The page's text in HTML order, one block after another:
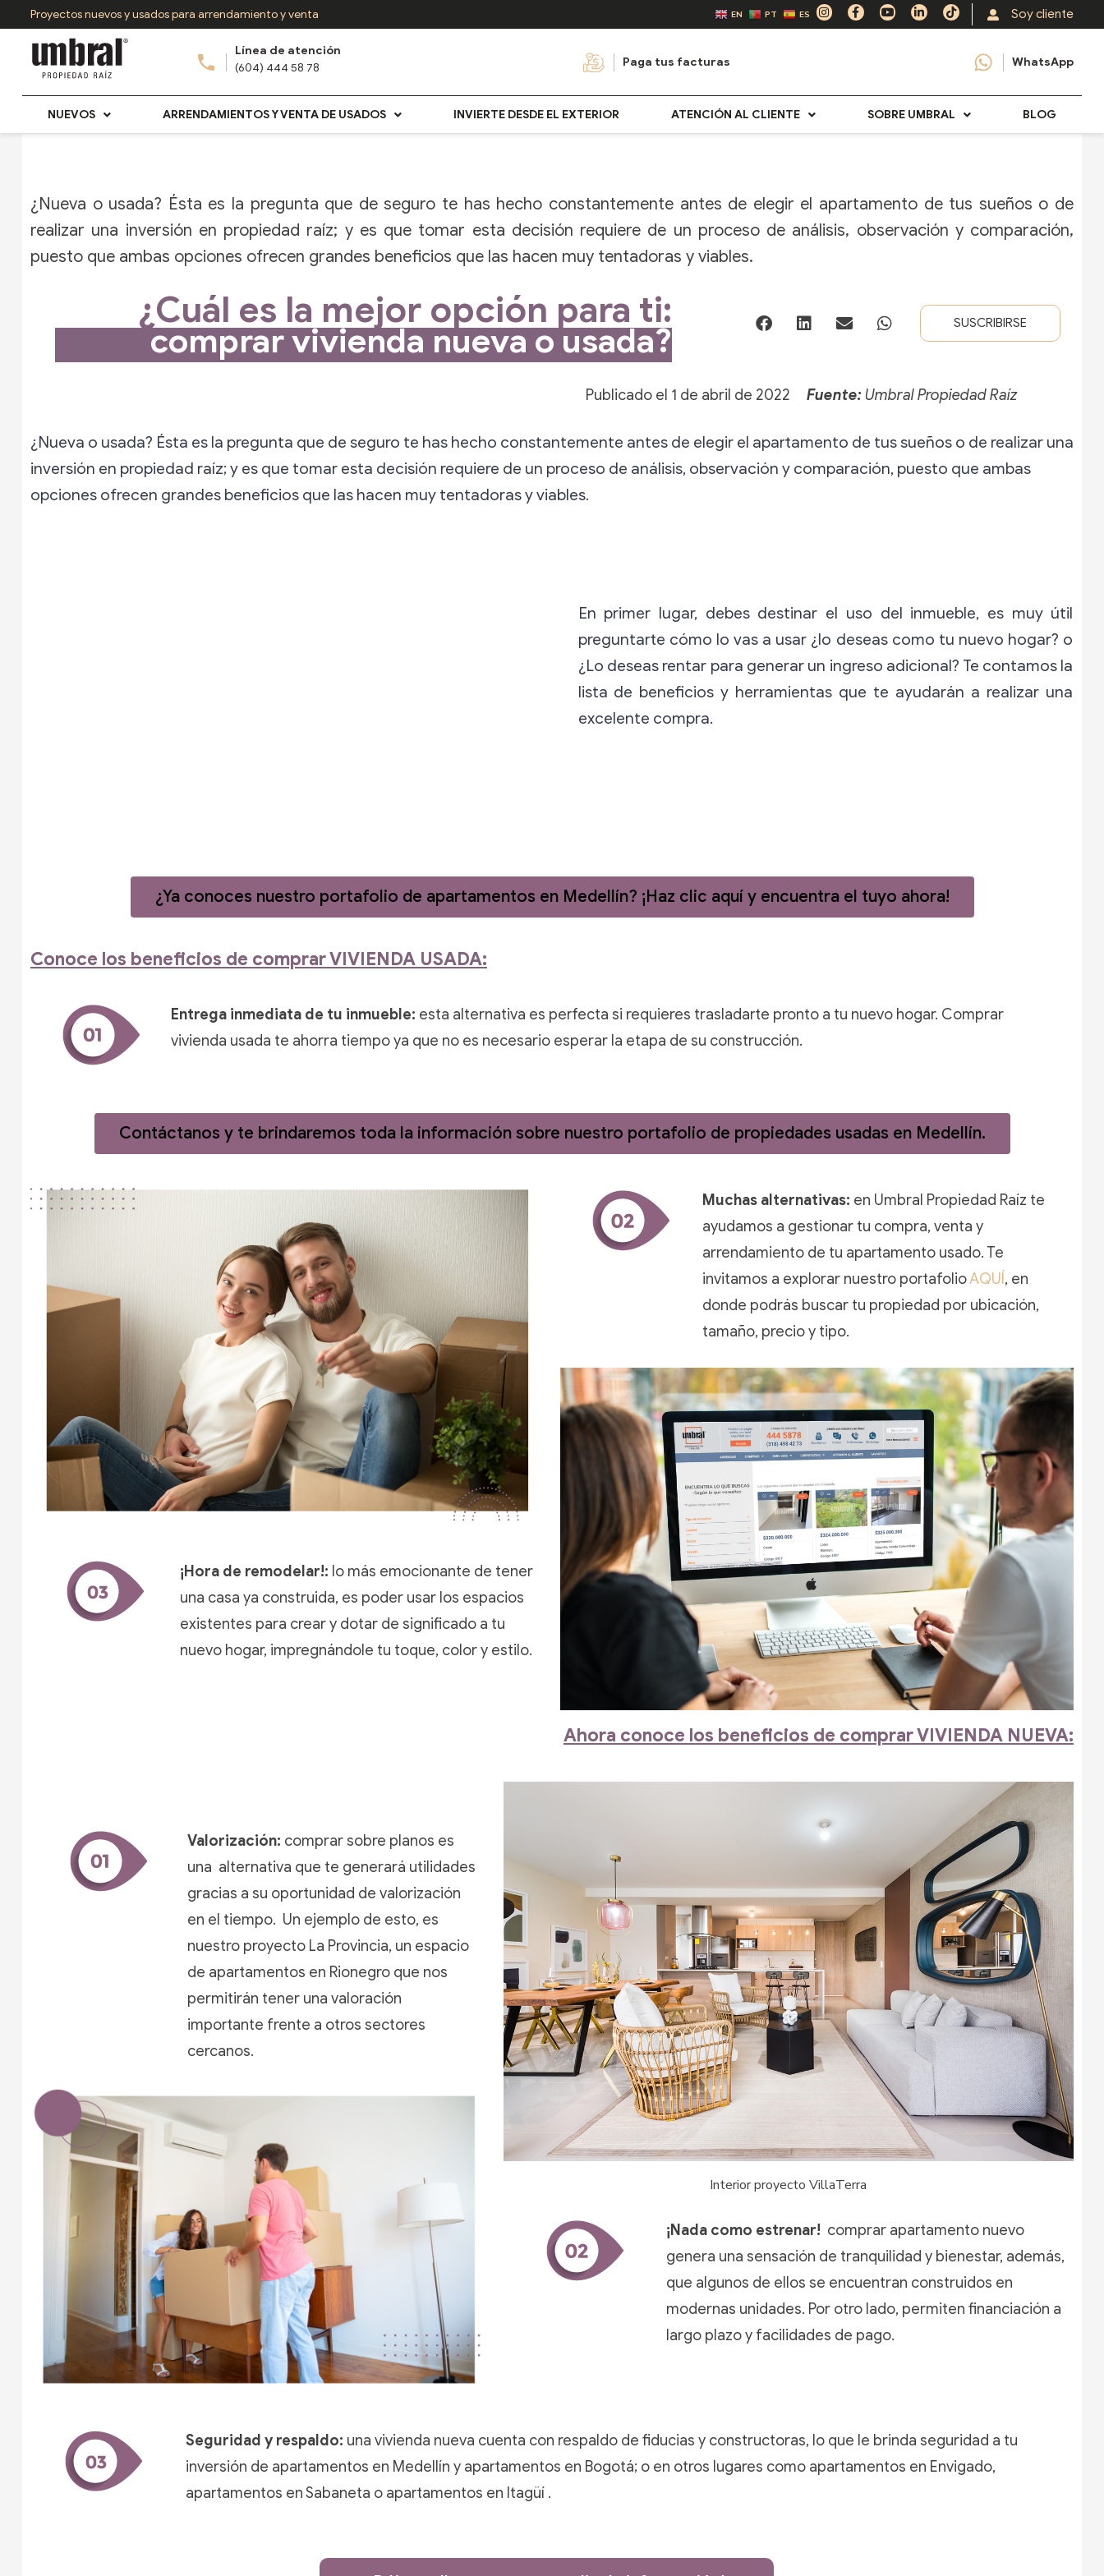
al
Proyectos nuevos y usados para arrendamiento y venta EN PT ES I
n
s
m
F
a
c
-
Y
o
u
L
i
n
-
i
n
T
i
k
Soy cliente
Línea de atención
(604) 444 58 78
Paga tus facturas WhatsApp
NUEVOS ARRENDAMIENTOS Y VENTA DE USADOS INVIERTE DESDE EL EXTERIOR ATENCIÓN AL CLIENTE SOBRE UMBRAL BLOG
¿Nueva o usada? Ésta es la pregunta que de seguro te has hecho constantemente antes de elegir el apartamento de tus sueños o de
realizar una inversión en propiedad raíz; y es que tomar esta decisión requiere de un proceso de análisis, observación y comparación,
puesto que ambas opciones ofrecen grandes beneficios que las hacen muy tentadoras y viables.
¿Cuál es la mejor opción para ti:
comprar vivienda nueva o usada? SUSCRIBIRSE
Publicado el 1 de abril de 2022 Fuente:Umbral Propiedad Raíz
¿Nueva o usada? Ésta es la pregunta que de seguro te has hecho constantemente antes de elegir el apartamento de tus sueños o de realizar una
inversión en propiedad raíz; y es que tomar esta decisión requiere de un proceso de análisis, observación y comparación, puesto que ambas
opciones ofrecen grandes beneficios que las hacen muy tentadoras y viables.
En primer lugar, debes destinar el uso del inmueble, es muy útil
preguntarte cómo lo vas a usar ¿lo deseas como tu nuevo hogar? o
¿Lo deseas rentar para generar un ingreso adicional? Te contamos la
lista de beneficios y herramientas que te ayudarán a realizar una
excelente compra.
¿Ya conoces nuestro portafolio de apartamentos en Medellín? ¡Haz clic aquí y encuentra el tuyo ahora!
Conoce los beneficios de comprar VIVIENDA USADA:
Entrega inmediata de tu inmueble: esta alternativa es perfecta si requieres trasladarte pronto a tu nuevo hogar. Comprar
vivienda usada te ahorra tiempo ya que no es necesario esperar la etapa de su construcción.
Contáctanos y te brindaremos toda la información sobre nuestro portafolio de propiedades usadas en Medellín.
¡Hora de remodelar!: lo más emocionante de tener
una casa ya construida, es poder usar los espacios
existentes para crear y dotar de significado a tu
nuevo hogar, impregnándole tu toque, color y estilo.
Muchas alternativas: en Umbral Propiedad Raíz te
ayudamos a gestionar tu compra, venta y
arrendamiento de tu apartamento usado. Te
invitamos a explorar nuestro portafolioAQUÍ , en
donde podrás buscar tu propiedad por ubicación,
tamaño, precio y tipo.
Ahora conoce los beneficios de comprar VIVIENDA NUEVA:
Valorización: comprar sobre planos es
una alternativa que te generará utilidades
gracias a su oportunidad de valorización
en el tiempo. Un ejemplo de esto, es
nuestro proyecto La Provincia, un espacio
de apartamentos en Rionegro que nos
permitirán tener una valoración
importante frente a otros sectores
cercanos.
Interior proyecto VillaTerra
¡Nada como estrenar! comprar apartamento nuevo
genera una sensación de tranquilidad y bienestar, además,
que algunos de ellos se encuentran construidos en
modernas unidades. Por otro lado, permiten financiación a
largo plazo y facilidades de pago.
Seguridad y respaldo: una vivienda nueva cuenta con respaldo de fiducias y constructoras, lo que le brinda seguridad a tu
inversión de apartamentos en Medellín y apartamentos en Bogotá; o en otros lugares como apartamentos en Envigado,
apartamentos en Sabaneta o apartamentos en Itagüí .